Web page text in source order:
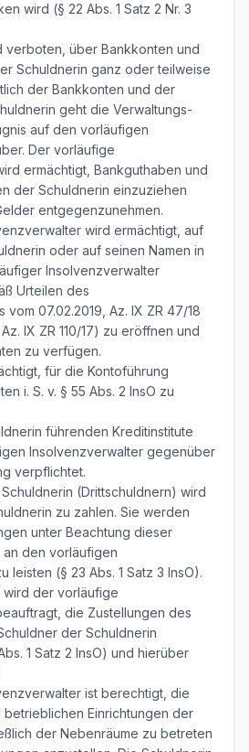
wird (§ 22 Abs. 1 Satz 2 Nr. 3
verboten, über Bankkonten und
Schuldnerin ganz oder teilweise
der Bankkonten und der
geht die Verwaltungs-
auf den vorläufigen
Der vorläufige
ermächtigt, Bankguthaben und
der Schuldnerin einzuziehen
entgegenzunehmen.
wird ermächtigt, auf
oder auf seinen Namen in
Insolvenzverwalter
Urteilen des
07.02.2019, Az. IX ZR 47/18
IX ZR 110/17) zu eröffnen und
zu verfügen.
für die Kontoführung
i. S. v. § 55 Abs. 2 InsO zu
führenden Kreditinstitute
Insolvenzverwalter gegenüber
verpflichtet.
(Drittschuldnern) wird
zu zahlen. Sie werden
unter Beachtung dieser
den vorläufigen
leisten (§ 23 Abs. 1 Satz 3 InsO).
wird der vorläufige
die Zustellungen des
der Schuldnerin
1 Satz 2 InsO) und hierüber
ist berechtigt, die
betrieblichen Einrichtungen der
der Nebenräume zu betreten